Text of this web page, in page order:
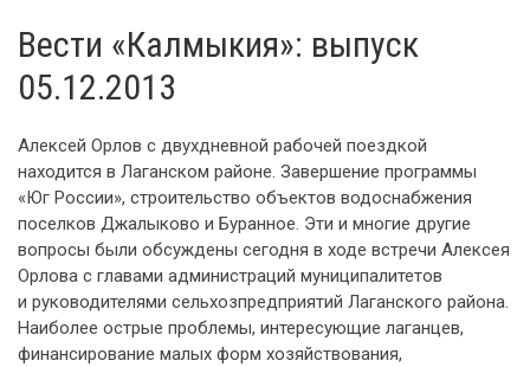
Вести «Калмыкия»: выпуск
05.12.2013
Алексей Орлов с двухдневной рабочей поездкой
находится в Лаганском районе. Завершение программы
«Юг России», строительство объектов водоснабжения
поселков Джалыково и Буранное. Эти и многие другие
вопросы были обсуждены сегодня в ходе встречи Алексея
Орлова с главами администраций муниципалитетов
и руководителями сельхозпредприятий Лаганского района.
Наиболее острые проблемы, интересующие лаганцев,
финансирование малых форм хозяйствования,